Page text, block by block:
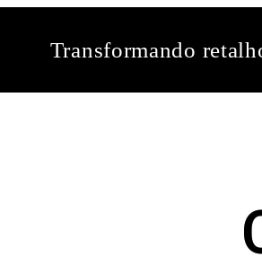
Transformando